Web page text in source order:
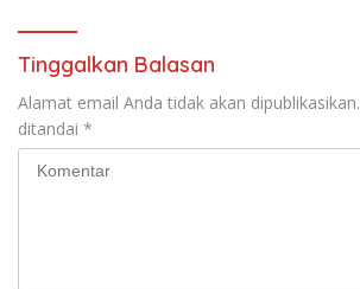
dan Istiqamah
Tinggalkan Balasan
Alamat email Anda tidak akan dipublikasikan.
ditandai *